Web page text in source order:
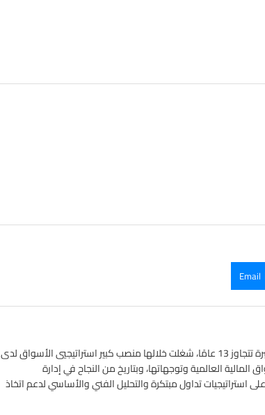
Email
خبير في أسواق الفوركس واستراتيجي في الأسواق المالية بخبرة تتجاوز 13 عامًا، شغلت خلالها منصب كبير استراتيجيي الأسواق لدى
العالمية وتوجهاتها، وبتاريخ من النجاح في إدارة
استراتيجيات تداول مبتكرة والتحليل الفني والأساسي لدعم اتخاذ